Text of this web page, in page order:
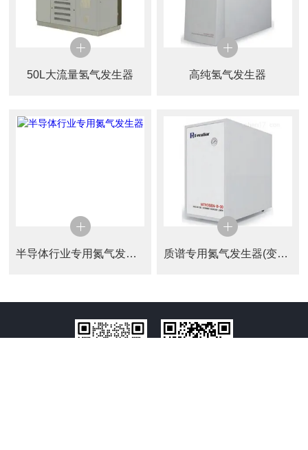
50L大流量氢气发生器 高纯氢气发生器
半导体行业专用氮气发生器 质谱专用氮气发生器(变压吸附)